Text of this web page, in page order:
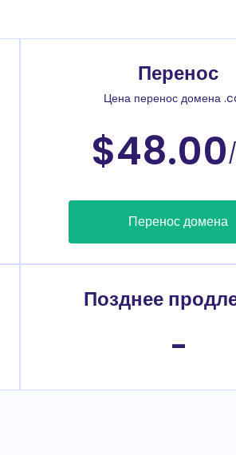
Перенос
Цена перенос домена
$48.00
Перенос домена
Позднее
-